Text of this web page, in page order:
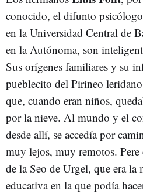
conocido, el difunto psicólogo
en la Universidad Central de
en la Autónoma, son
Sus orígenes familiares y su
pueblecito del Pirineo
que, cuando eran niños,
por la nieve. Al mundo y el
desde allí, se accedía por
muy lejos, muy remotos.
de la Seo de Urgel, que era
educativa en la que podía